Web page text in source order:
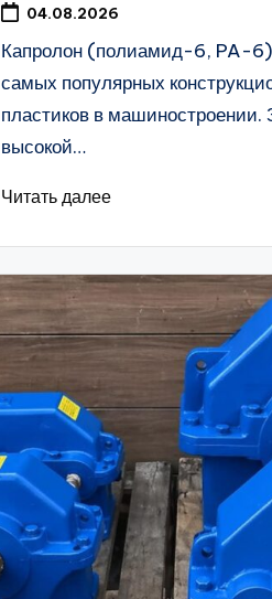
04.08.2026
Капролон (полиамид-6, PA-
самых популярных
пластиков в машиностроении.
высокой…
Читать далее